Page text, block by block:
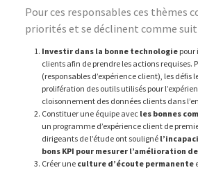
Pour ces responsables ces thèmes
priorités et se déclinent comme suit
Investir dans la bonne technologie pour
clients afin de prendre les actions requises.
(responsables d’expérience client), les défis
prolifération des outils utilisés pour
cloisonnement des données clients dans
Constituer une équipe avec les bonnes
un programme d’expérience client de
dirigeants de l’étude ont souligné
bons KPI pour mesurer l’amélioration
Créer une culture d’écoute permanente